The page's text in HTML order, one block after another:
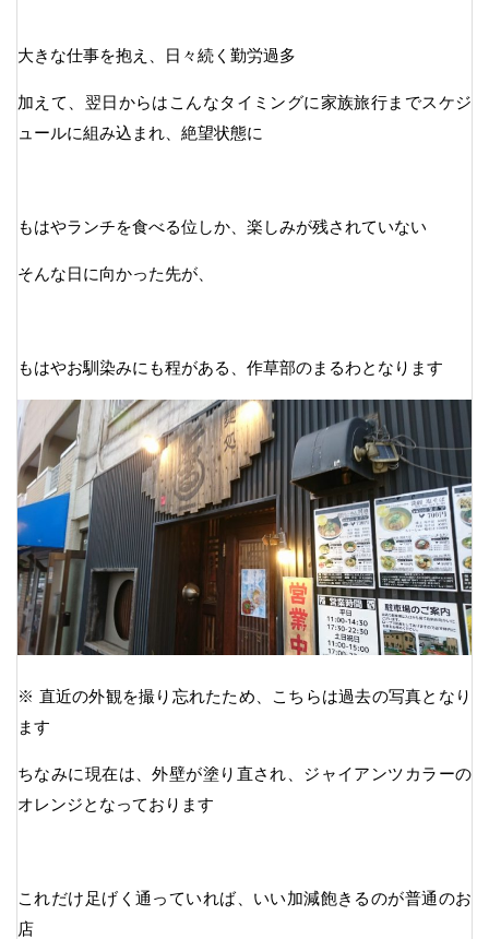
大きな仕事を抱え、日々続く勤労過多
加えて、翌日からはこんなタイミングに家族旅行までスケジ
ュールに組み込まれ、絶望状態に
もはやランチを食べる位しか、楽しみが残されていない
そんな日に向かった先が、
もはやお馴染みにも程がある、作草部のまるわとなります
※ 直近の外観を撮り忘れたため、こちらは過去の写真となり
ます
ちなみに現在は、外壁が塗り直され、ジャイアンツカラーの
オレンジとなっております
これだけ足げく通っていれば、いい加減飽きるのが普通のお
店